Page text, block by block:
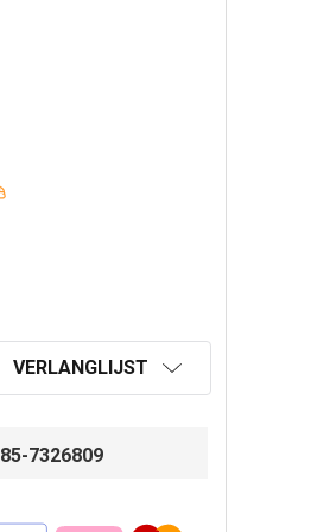
GEËMAILLEERD
MAT ZWART GEËMAILLEERD
VERLANGLIJST
7326809